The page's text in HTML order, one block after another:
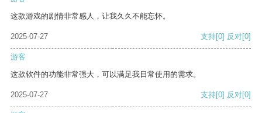
这款游戏的剧情非常感人，让我久久不能忘怀。
2025-07-27 支持[0] 反对[0]
游客
这款软件的功能非常强大，可以满足我日常使用的需求。
2025-07-27 支持[0] 反对[0]